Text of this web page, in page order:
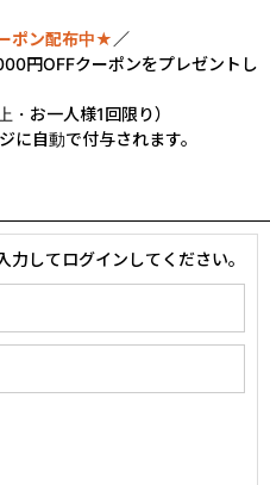
ポン配布中★ ／
円OFFクーポンをプレゼントし
・お一人様1回限り）
に自動で付与されます。
してログインしてください。